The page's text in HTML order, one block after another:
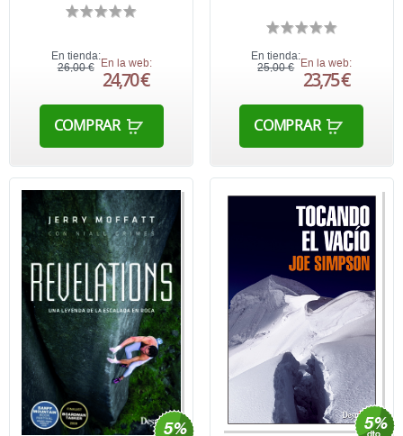
En tienda:
26,00 € En la web:
24,70 €
COMPRAR
En tienda:
25,00 €
En la web:
23,75 €
COMPRAR